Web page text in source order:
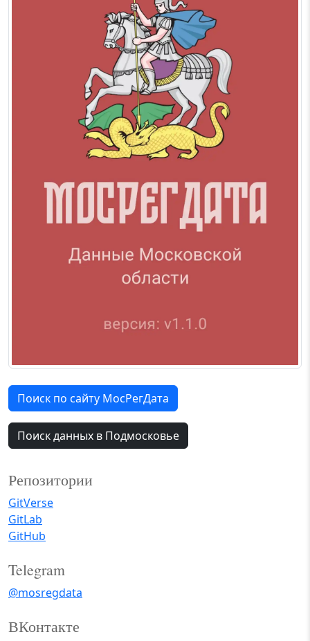
Поиск по сайту МосРегДата
Поиск данных в Подмосковье
Репозитории
GitVerse
GitLab
GitHub
Telegram
@mosregdata
ВКонтакте